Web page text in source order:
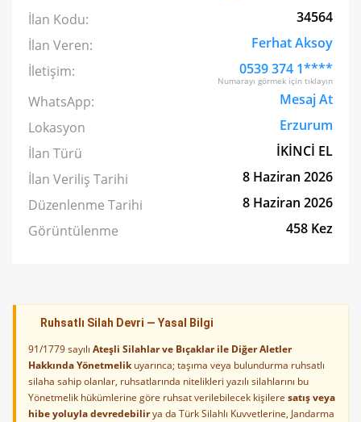
İlan Kodu:
34564
İlan Veren:
Ferhat Aksoy
İletişim:
0539 374 1****
Numarayı görmek için tıklayın
WhatsApp:
Mesaj At
Lokasyon
Erzurum
İlan Türü
İKİNCİ EL
İlan Veriliş Tarihi
8 Haziran 2026
Düzenlenme Tarihi
8 Haziran 2026
Görüntülenme
458 Kez
Ruhsatlı Silah Devri — Yasal Bilgi
91/1779 sayılı Ateşli Silahlar ve Bıçaklar ile Diğer Aletler
Hakkında Yönetmelikuyarınca; taşıma veya bulundurma ruhsatlı
silaha sahip olanlar, ruhsatlarında nitelikleri yazılı silahlarını bu
Yönetmelik hükümlerine göre ruhsat verilebilecek kişilere satış veya
hibe yoluyla devredebilirya da Türk Silahlı Kuvvetlerine, Jandarma